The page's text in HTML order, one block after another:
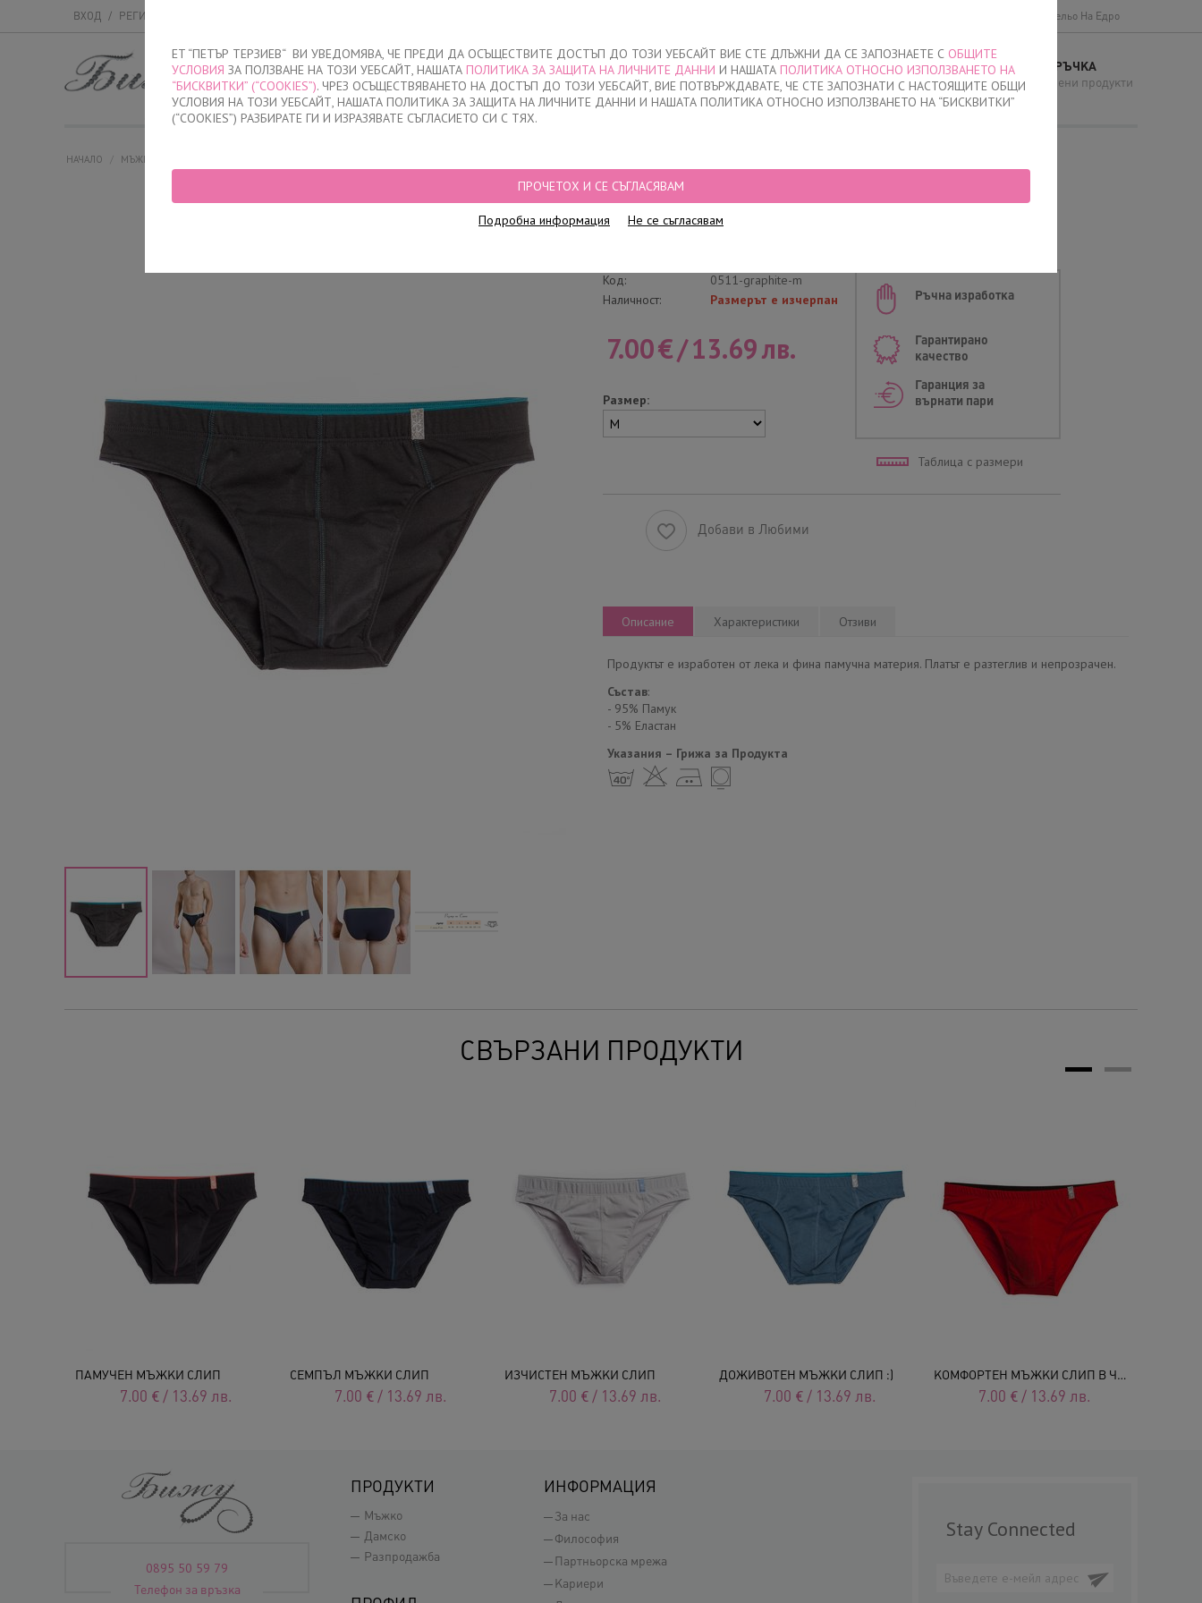
ET “ПЕТЪР ТЕРЗИЕВ“ ВИ УВЕДОМЯВА, ЧЕ ПРЕДИ ДА ОСЪЩЕСТВИТЕ ДОСТЪП ДО ТОЗИ УЕБСАЙТ ВИЕ СТЕ ДЛЪЖНИ ДА СЕ ЗАПОЗНАЕТЕ С ОБЩИТЕ
УСЛОВИЯ ЗА ПОЛЗВАНЕ НА ТОЗИ УЕБСАЙТ, НАШАТА ПОЛИТИКА ЗА ЗАЩИТА НА ЛИЧНИТЕ ДАННИ И НАШАТА ПОЛИТИКА ОТНОСНО ИЗПОЛЗВАНЕТО НА
“БИСКВИТКИ” (“COOKIES”). ЧРЕЗ ОСЪЩЕСТВЯВАНЕТО НА ДОСТЪП ДО ТОЗИ УЕБСАЙТ, ВИЕ ПОТВЪРЖДАВАТЕ, ЧЕ СТЕ ЗАПОЗНАТИ С НАСТОЯЩИТЕ ОБЩИ
УСЛОВИЯ НА ТОЗИ УЕБСАЙТ, НАШАТА ПОЛИТИКА ЗА ЗАЩИТА НА ЛИЧНИТЕ ДАННИ И НАШАТА ПОЛИТИКА ОТНОСНО ИЗПОЛЗВАНЕТО НА “БИСКВИТКИ”
(“COOKIES”) РАЗБИРАТЕ ГИ И ИЗРАЗЯВАТЕ СЪГЛАСИЕТО СИ С ТЯХ.
ПРОЧЕТОХ И СЕ СЪГЛАСЯВАМ
Подробна информация Не се съгласявам
ВХОД / РЕГИСТРАЦИЯ Бельо На Едро
МЪЖКО ДАМСКО ДЕТСКО НАМАЛЕНИЯ КЪДЕ ДА КУПЯ КОНТАКТИ
МОЯТА ПОРЪЧКА
няма добавени продукти
НАЧАЛО / МЪЖКО
Всекидневен слип с прикрит ластик
Ръчна изработка
Гарантирано
качество
Гаранция за
върнати пари
Таблица с размери
Код:
0511-graphite-m
Наличност:
Размерът е изчерпан
7.00€/13.69лв.
Размер:
Добави в Любими
Описание Характеристики Отзиви
Продуктът е изработен от лека и фина памучна материя. Платът е разтеглив и непрозрачен.
Състав:
- 95% Памук
- 5% Еластан
Указания – Грижа за Продукта
h H E Y
СВЪРЗАНИ ПРОДУКТИ
ПАМУЧЕН МЪЖКИ СЛИП
7.00 € / 13.69 лв.
СЕМПЪЛ МЪЖКИ СЛИП
7.00 € / 13.69 лв.
ИЗЧИСТЕН МЪЖКИ СЛИП
7.00 € / 13.69 лв.
ДОЖИВОТЕН МЪЖКИ СЛИП :)
7.00 € / 13.69 лв.
КОМФОРТЕН МЪЖКИ СЛИП В ЧЕРВЕНО
7.00 € / 13.69 лв.
0895 50 59 79
Телефон за връзка
ПРОДУКТИ
Мъжко
Дамско
Разпродажба
Stay Connected
ИНФОРМАЦИЯ
За нас
Философия
Партньорска мрежа
Кариери